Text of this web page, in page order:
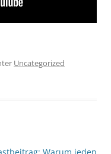
Uncategorized